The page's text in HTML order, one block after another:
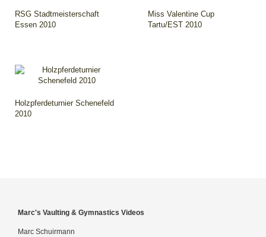
RSG Stadtmeisterschaft
Essen 2010
Miss Valentine Cup
Tartu/EST 2010
Holzpferdeturnier Schenefeld
2010
Marc's Vaulting & Gymnastics Videos
Marc Schuirmann